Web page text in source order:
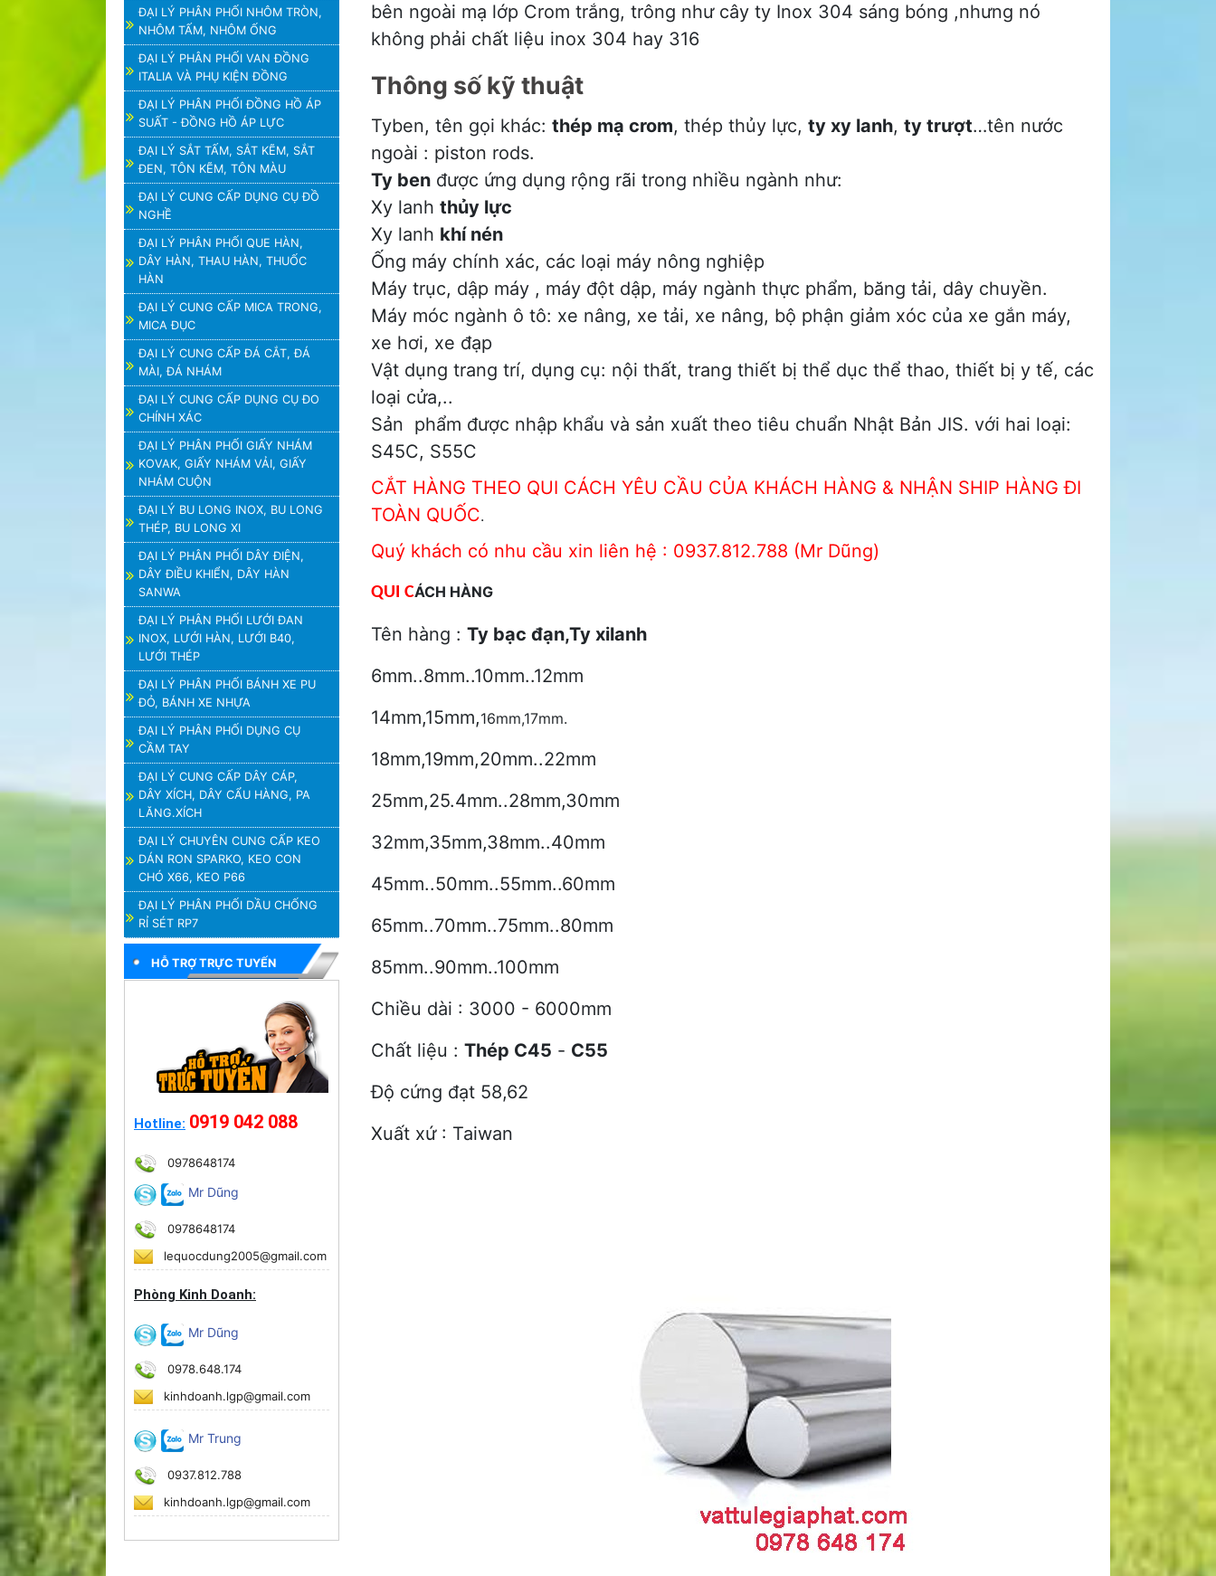
ĐẠI LÝ PHÂN PHỐI NHÔM TRÒN,
NHÔM TẤM, NHÔM ỐNG
ĐẠI LÝ PHÂN PHỐI VAN ĐỒNG
ITALIA VÀ PHỤ KIỆN ĐỒNG
ĐẠI LÝ PHÂN PHỐI ĐỒNG HỒ ÁP
SUẤT - ĐỒNG HỒ ÁP LỰC
ĐẠI LÝ SẮT TẤM, SẮT KẼM, SẮT
ĐEN, TÔN KẼM, TÔN MÀU
ĐẠI LÝ CUNG CẤP DỤNG CỤ ĐỒ
NGHỀ
ĐẠI LÝ PHÂN PHỐI QUE HÀN,
DÂY HÀN, THAU HÀN, THUỐC
HÀN
ĐẠI LÝ CUNG CẤP MICA TRONG,
MICA ĐỤC
ĐẠI LÝ CUNG CẤP ĐÁ CẮT, ĐÁ
MÀI, ĐÁ NHÁM
ĐẠI LÝ CUNG CẤP DỤNG CỤ ĐO
CHÍNH XÁC
ĐẠI LÝ PHÂN PHỐI GIẤY NHÁM
KOVAK, GIẤY NHÁM VẢI, GIẤY
NHÁM CUỘN
ĐẠI LÝ BU LONG INOX, BU LONG
THÉP, BU LONG XI
ĐẠI LÝ PHÂN PHỐI DÂY ĐIỆN,
DÂY ĐIỀU KHIỂN, DÂY HÀN
SANWA
ĐẠI LÝ PHÂN PHỐI LƯỚI ĐAN
INOX, LƯỚI HÀN, LƯỚI B40,
LƯỚI THÉP
ĐẠI LÝ PHÂN PHỐI BÁNH XE PU
ĐỎ, BÁNH XE NHỰA
ĐẠI LÝ PHÂN PHỐI DỤNG CỤ
CẦM TAY
ĐẠI LÝ CUNG CẤP DÂY CÁP,
DÂY XÍCH, DÂY CẨU HÀNG, PA
LĂNG.XÍCH
ĐẠI LÝ CHUYÊN CUNG CẤP KEO
DÁN RON SPARKO, KEO CON
CHÓ X66, KEO P66
ĐẠI LÝ PHÂN PHỐI DẦU CHỐNG
RỈ SÉT RP7
HỖ TRỢ TRỰC TUYẾN
Hotline: 0919 042 088
0978648174
Mr Dũng
0978648174
lequocdung2005@gmail.com
Phòng Kinh Doanh:
Mr Dũng
0978.648.174
kinhdoanh.lgp@gmail.com
Mr Trung
0937.812.788
kinhdoanh.lgp@gmail.com
bên ngoài mạ lớp Crom trắng, trông như cây ty Inox 304 sáng bóng ,nhưng nó
không phải chất liệu inox 304 hay 316
Thông số kỹ thuật
Tyben, tên gọi khác: thép mạ crom, thép thủy lực, ty xy lanh, ty trượt…tên nước
ngoài : piston rods.
Ty benđược ứng dụng rộng rãi trong nhiều ngành như:
Xy lanh thủy lực
Xy lanh khí nén
Ống máy chính xác, các loại máy nông nghiệp
Máy trục, dập máy , máy đột dập, máy ngành thực phẩm, băng tải, dây chuyền.
Máy móc ngành ô tô: xe nâng, xe tải, xe nâng, bộ phận giảm xóc của xe gắn máy,
xe hơi, xe đạp
Vật dụng trang trí, dụng cụ: nội thất, trang thiết bị thể dục thể thao, thiết bị y tế, các
loại cửa,..
Sản phẩm được nhập khẩu và sản xuất theo tiêu chuẩn Nhật Bản JIS. với hai loại:
S45C, S55C
CẮT HÀNG THEO QUI CÁCH YÊU CẦU CỦA KHÁCH HÀNG & NHẬN SHIP HÀNG ĐI
TOÀN QUỐC.
Quý khách có nhu cầu xin liên hệ : 0937.812.788 (Mr Dũng)
QUI CÁCH HÀNG
Tên hàng : Ty bạc đạn,Ty xilanh
6mm..8mm..10mm..12mm
14mm,15mm,16mm,17mm.
18mm,19mm,20mm..22mm
25mm,25.4mm..28mm,30mm
32mm,35mm,38mm..40mm
45mm..50mm..55mm..60mm
65mm..70mm..75mm..80mm
85mm..90mm..100mm
Chiều dài : 3000 - 6000mm
Chất liệu : Thép C45 - C55
Độ cứng đạt 58,62
Xuất xứ : Taiwan